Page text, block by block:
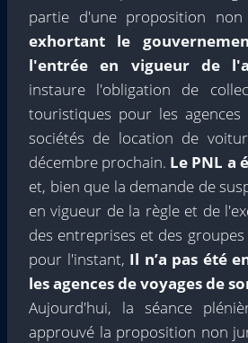
partie d'une proposition non
exhortant le
l'entrée en vigueur de
instaure l'obligation de
touristiques pour les agences
sociétés de location de
décembre prochain. Le PNL a
et, bien que la demande de
en vigueur de la règle et de
des entreprises et des
pour l'instant, Il n’a pas été
les agences de voyages de
Aujourd'hui, la séance
approuvé la proposition non